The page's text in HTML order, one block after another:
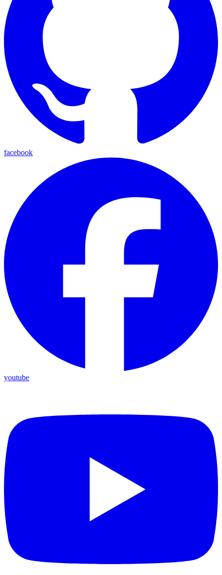
facebook
youtube